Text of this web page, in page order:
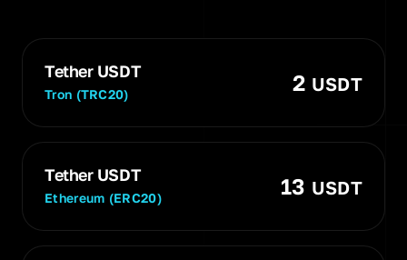
Tether USDT
Tron (TRC20) 2 USDT
Tether USDT
Ethereum (ERC20) 13 USDT